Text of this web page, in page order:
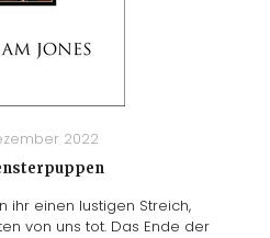
2022
ihr einen lustigen Streich,
von uns tot. Das Ende der